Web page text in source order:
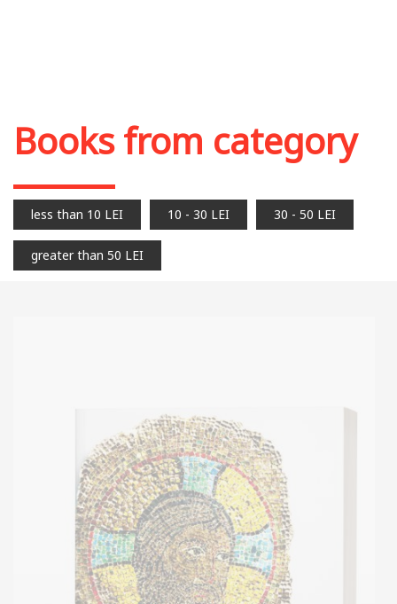
Books from category
less than 10 LEI 10 - 30 LEI 30 - 50 LEI
greater than 50 LEI